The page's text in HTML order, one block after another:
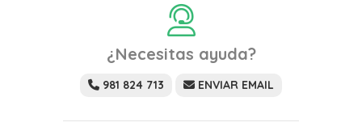
¿Necesitas ayuda?
981 824 713 ENVIAR EMAIL